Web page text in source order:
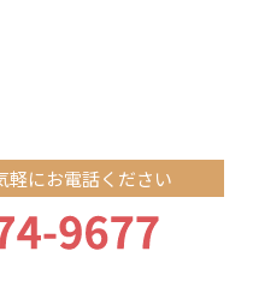
軽にお電話ください